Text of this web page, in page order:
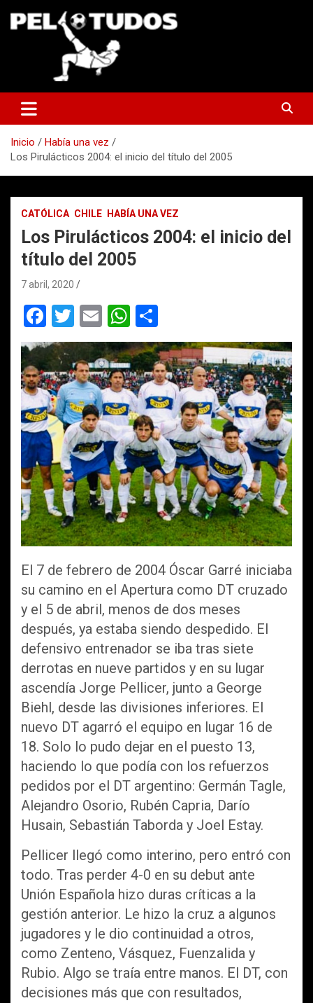
Inicio
Había una vez
Los Pirulácticos 2004: el inicio del título del 2005
CATÓLICA CHILE HABÍA UNA VEZ
Los Pirulácticos 2004: el inicio del
título del 2005
7 abril, 2020
F
a
ce
b
o
o
k
T
wi
tt
er
E
m
ail
W
h
at
s
A
p
p
o
m
p
ar
tir
El 7 de febrero de 2004 Óscar Garré iniciaba
su camino en el Apertura como DT cruzado
y el 5 de abril, menos de dos meses
después, ya estaba siendo despedido. El
defensivo entrenador se iba tras siete
derrotas en nueve partidos y en su lugar
ascendía Jorge Pellicer, junto a George
Biehl, desde las divisiones inferiores. El
nuevo DT agarró el equipo en lugar 16 de
18. Solo lo pudo dejar en el puesto 13,
haciendo lo que podía con los refuerzos
pedidos por el DT argentino: Germán Tagle,
Alejandro Osorio, Rubén Capria, Darío
Husain, Sebastián Taborda y Joel Estay.
Pellicer llegó como interino, pero entró con
todo. Tras perder 4-0 en su debut ante
Unión Española hizo duras críticas a la
gestión anterior. Le hizo la cruz a algunos
jugadores y le dio continuidad a otros,
como Zenteno, Vásquez, Fuenzalida y
Rubio. Algo se traía entre manos. El DT, con
decisiones más que con resultados,